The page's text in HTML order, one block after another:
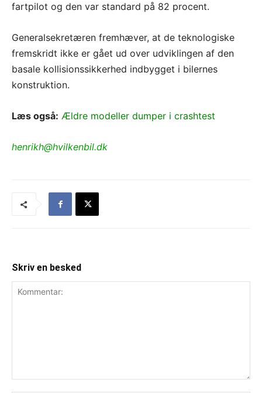
fartpilot og den var standard på 82 procent.
Generalsekretæren fremhæver, at de teknologiske
fremskridt ikke er gået ud over udviklingen af den
basale kollisionssikkerhed indbygget i bilernes
konstruktion.
Læs også: Ældre modeller dumper i crashtest
henrikh@hvilkenbil.dk
Skriv en besked